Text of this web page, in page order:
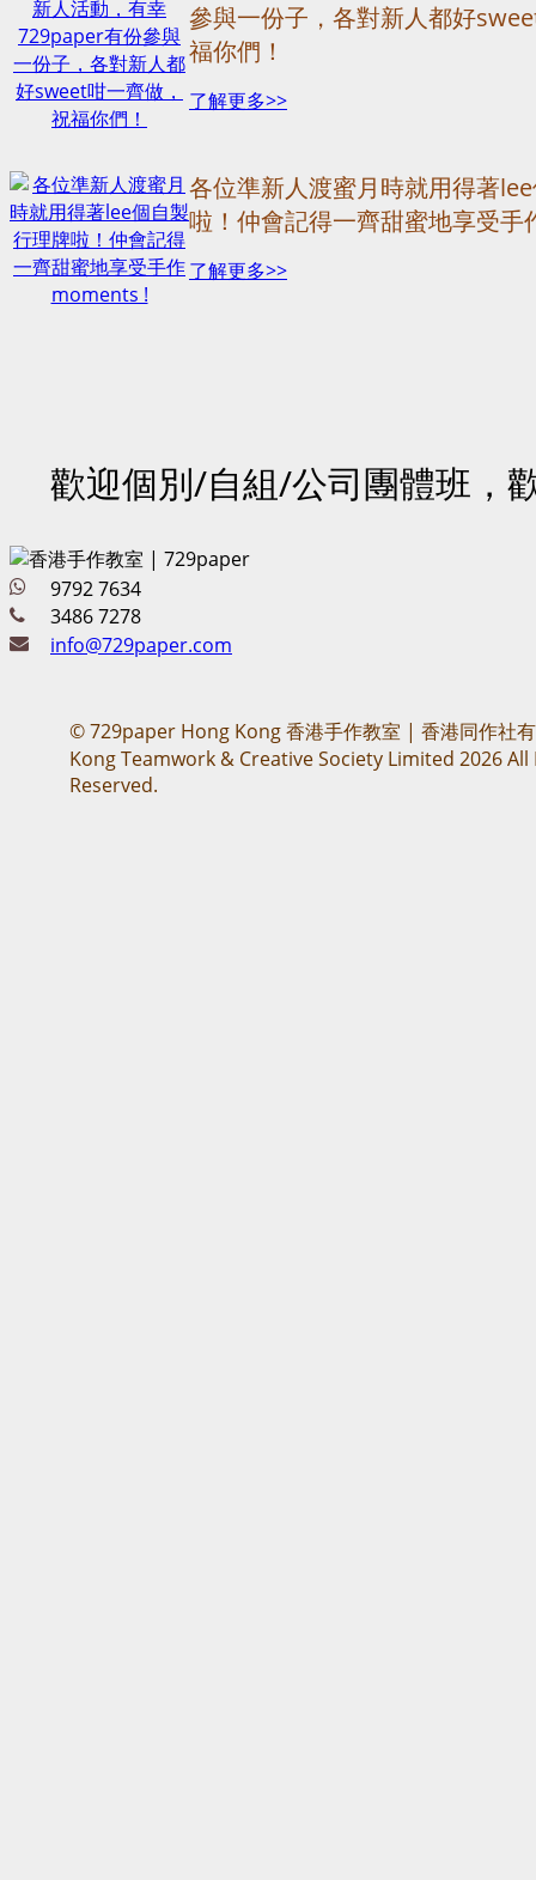
參與一份子，各對新人都好
福你們！
了解更多>>
各位準新人渡蜜月時就用得著
啦！仲會記得一齊甜蜜地享受
了解更多>>
歡迎個別/自組/公司團體班，
9792 7634
3486 7278
info@729paper.com
© 729paper Hong Kong 香港手作教室 | 香港同作社
Kong Teamwork & Creative Society Limited 2026 All
Reserved.